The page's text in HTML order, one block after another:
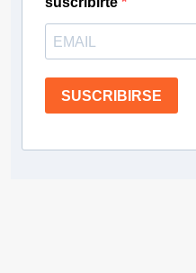
SUSCRIBIRSE